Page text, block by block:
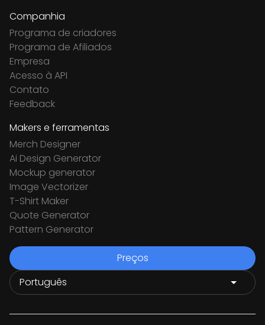
Companhia
Programa de criadores
Programa de Afiliados
Empresa
Acesso à API
Contato
Feedback
Makers e ferramentas
Merch Designer
Ai Design Generator
Mockup generator
Image Vectorizer
T-Shirt Maker
Quote Generator
Pattern Generator
Preços